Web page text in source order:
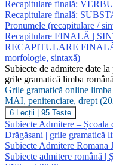
|
MORFOLOGIA
Recapitulare finală:
Recapitulare finală:
Pronumele (recapitulare /
Recapitulare FINALĂ |
RECAPITULARE
morfologie, sintaxă)
Subiecte de admitere date
grile gramatică limba română
Grile gramatică online
MAI, penitenciare, drept
Grile
gramatică
online
limba
română
cu
6 Lecții 95 Teste
Subiecte Admitere –
Drăgășani | grile gramatică
Subiecte Admitere Romana
Subiecte admitere română |